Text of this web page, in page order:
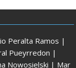
Peralta Ramos |
Pueyrredon |
Nowosielski | Mar